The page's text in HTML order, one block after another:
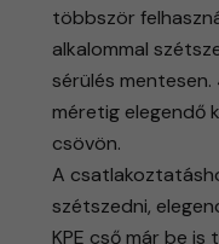
többször
alkalommal
sérülés
méretig elegendő
csövön.
A
szétszedni,
KPE cső már be